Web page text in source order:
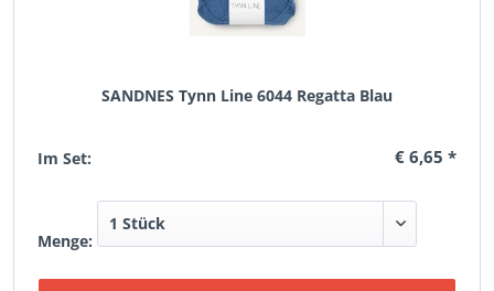
SANDNES Tynn Line 6044 Regatta Blau
Im Set: € 6,65 *
Menge: